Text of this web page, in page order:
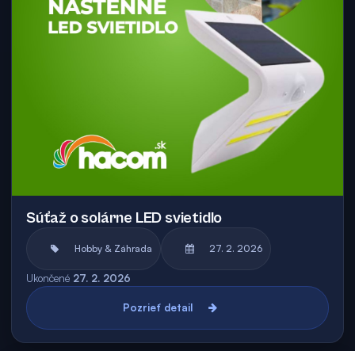
Súťaž o solárne LED svietidlo
Hobby & Záhrada 27. 2. 2026
Ukončené 27. 2. 2026
Pozrieť detail